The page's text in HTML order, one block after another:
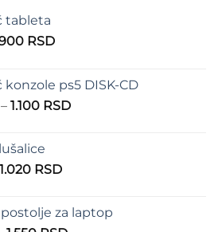
tableta
RSDRaspon
555 RSD
do
konzole ps5 DISK-CD
– 1.100 RSDRaspon
1.020 RSDRaspon
935 RSD
za laptop